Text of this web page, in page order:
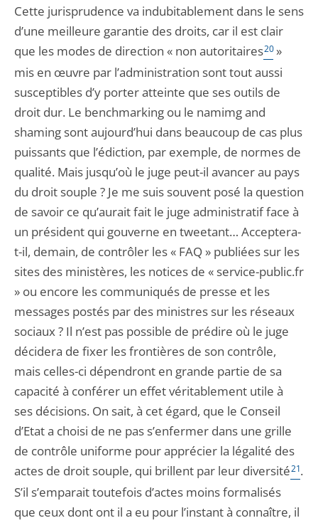
Cette jurisprudence va indubitablement dans le sens
d’une meilleure garantie des droits, car il est clair
que les modes de direction « non autoritaires20»
mis en œuvre par l’administration sont tout aussi
susceptibles d’y porter atteinte que ses outils de
droit dur. Le benchmarking ou le namimg and
shaming sont aujourd’hui dans beaucoup de cas plus
puissants que l’édiction, par exemple, de normes de
qualité. Mais jusqu’où le juge peut-il avancer au pays
du droit souple ? Je me suis souvent posé la question
de savoir ce qu’aurait fait le juge administratif face à
un président qui gouverne en tweetant… Acceptera-
t-il, demain, de contrôler les « FAQ » publiées sur les
sites des ministères, les notices de « service-public.fr
» ou encore les communiqués de presse et les
messages postés par des ministres sur les réseaux
sociaux ? Il n’est pas possible de prédire où le juge
décidera de fixer les frontières de son contrôle,
mais celles-ci dépendront en grande partie de sa
capacité à conférer un effet véritablement utile à
ses décisions. On sait, à cet égard, que le Conseil
d’Etat a choisi de ne pas s’enfermer dans une grille
de contrôle uniforme pour apprécier la légalité des
actes de droit souple, qui brillent par leur diversité21.
S’il s’emparait toutefois d’actes moins formalisés
que ceux dont ont il a eu pour l’instant à connaître, il